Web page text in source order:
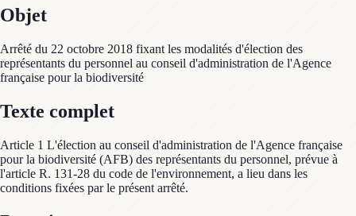
Objet
Arrêté du 22 octobre 2018 fixant les modalités d'élection des
représentants du personnel au conseil d'administration de l'Agence
française pour la biodiversité
Texte complet
Article 1 L'élection au conseil d'administration de l'Agence française
pour la biodiversité (AFB) des représentants du personnel, prévue à
l'article R. 131-28 du code de l'environnement, a lieu dans les
conditions fixées par le présent arrêté.